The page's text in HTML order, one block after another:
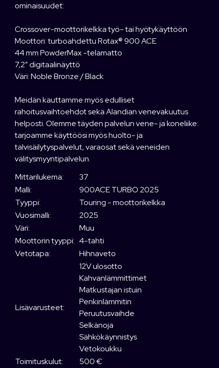
ominaisuudet:
Crossover-moottorikelkka työ- tai hyötykäyttöön
Moottori: turboahdettu Rotax® 900 ACE
44 mm PowderMax -telamatto
7,2″ digitaalinäyttö
Väri: Noble Bronze / Black
Meidän kauttamme myös edulliset
rahoitusvaihtoehdot sekä Alandian venevakuutus
helposti. Olemme täyden palvelun vene- ja koneliike:
tarjoamme käyttöösi myös huolto- ja
talvisäilytyspalvelut, varaosat sekä veneiden
välitysmyyntipalvelun.
Mittarilukema:
37
Malli:
900ACE TURBO 2025
Tyyppi:
Touring - moottorikelkka
Vuosimalli:
2025
Väri:
Muu
Moottorin tyyppi: 4-tahti
Vetotapa:
Hihnaveto
Lisävarusteet:
12V ulosotto
Kahvanlämmittimet
Matkustajan istuin
Penkinlämmitin
Peruutusvaihde
Selkänoja
Sähkökäynnistys
Vetokoukku
Toimituskulut:
500 €